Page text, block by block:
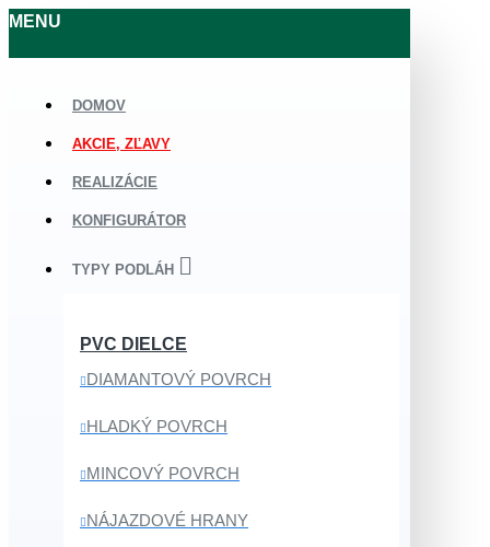
MENU
DOMOV
AKCIE, ZĽAVY
REALIZÁCIE
KONFIGURÁTOR
TYPY PODLÁH
PVC DIELCE
DIAMANTOVÝ POVRCH
HLADKÝ POVRCH
MINCOVÝ POVRCH
NÁJAZDOVÉ HRANY